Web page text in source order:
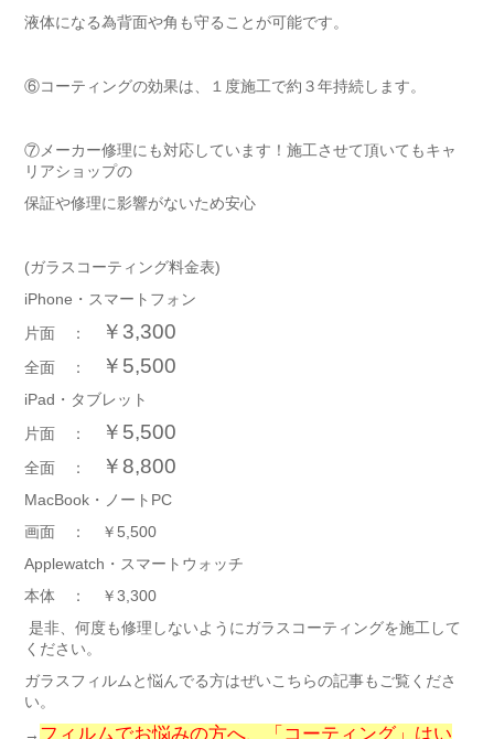
液体になる為背面や角も守ることが可能です。
⑥コーティングの効果は、１度施工で約３年持続します。
⑦メーカー修理にも対応しています！施工させて頂いてもキャ
リアショップの
保証や修理に影響がないため安心
(ガラスコーティング料金表)
iPhone・スマートフォン
片面 ：
￥3,300
全面 ： ￥5,500
iPad・タブレット
片面 ：
￥5,500
全面 ： ￥8,800
MacBook・ノートPC
画面 ：
￥5,500
Applewatch・スマートウォッチ
本体 ：
￥3,300
是非、何度も修理しないようにガラスコーティングを施工して
ください。
ガラスフィルムと悩んでる方はぜいこちらの記事もご覧くださ
い。
→ フィルムでお悩みの方へ、「コーティング」はい